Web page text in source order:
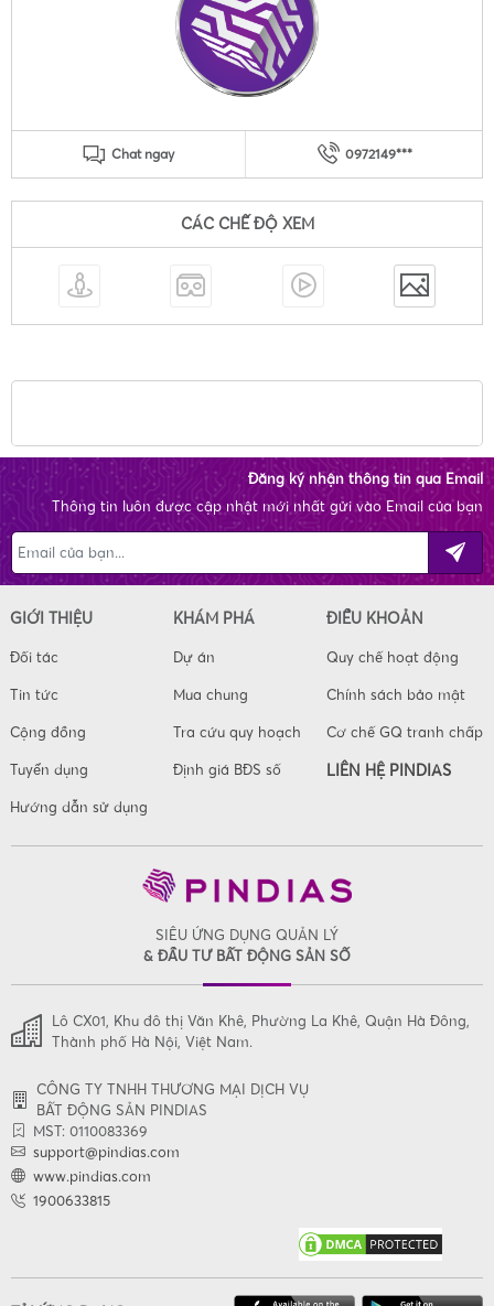
Chat ngay 0972149***
CÁC CHẾ ĐỘ XEM
Đăng ký nhận thông tin qua Email
Thông tin luôn được cập nhật mới nhất gửi vào Email của bạn
GIỚI THIỆU
Đối tác
Tin tức
Cộng đồng
Tuyển dụng
Hướng dẫn sử dụng
KHÁM PHÁ
Dự án
Mua chung
Tra cứu quy hoạch
Định giá BĐS số
ĐIỀU KHOẢN
Quy chế hoạt động
Chính sách bảo mật
Cơ chế GQ tranh chấp
LIÊN HỆ PINDIAS
SIÊU ỨNG DỤNG QUẢN LÝ
& ĐẦU TƯ BẤT ĐỘNG SẢN SỐ
Lô CX01, Khu đô thị Văn Khê, Phường La Khê, Quận Hà Đông,
Thành phố Hà Nội, Việt Nam.
CÔNG TY TNHH THƯƠNG MẠI DỊCH VỤ
BẤT ĐỘNG SẢN PINDIAS
MST: 0110083369
support@pindias.com
www.pindias.com
1900633815